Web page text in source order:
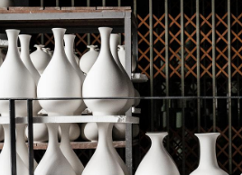
圖片